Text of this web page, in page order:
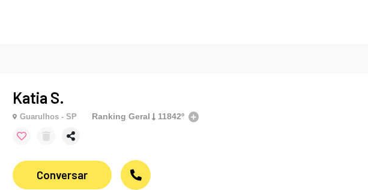
Katia S.
Guarulhos - SP Ranking Geral 11842º
Conversar